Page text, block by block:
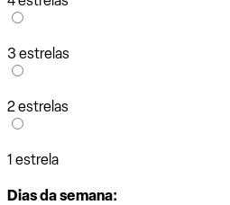
3 estrelas
2 estrelas
1 estrela
Dias da semana: